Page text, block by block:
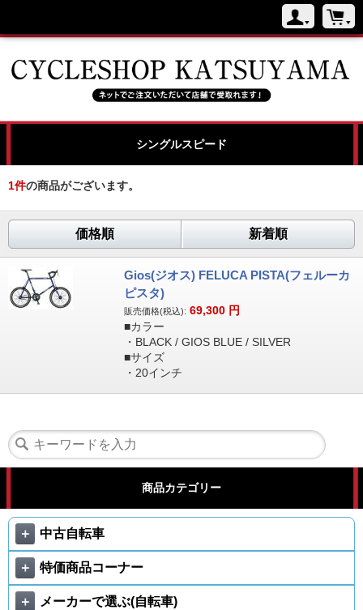
シングルスピード
1件の商品がございます。
価格順 新着順
Gios(ジオス) FELUCA PISTA(フェルーカ
ピスタ)
販売価格(税込): 69,300 円
■カラー
・BLACK / GIOS BLUE / SILVER
■サイズ
・20インチ
商品カテゴリー
＋ 中古自転車
＋ 特価商品コーナー
＋ メーカーで選ぶ(自転車)